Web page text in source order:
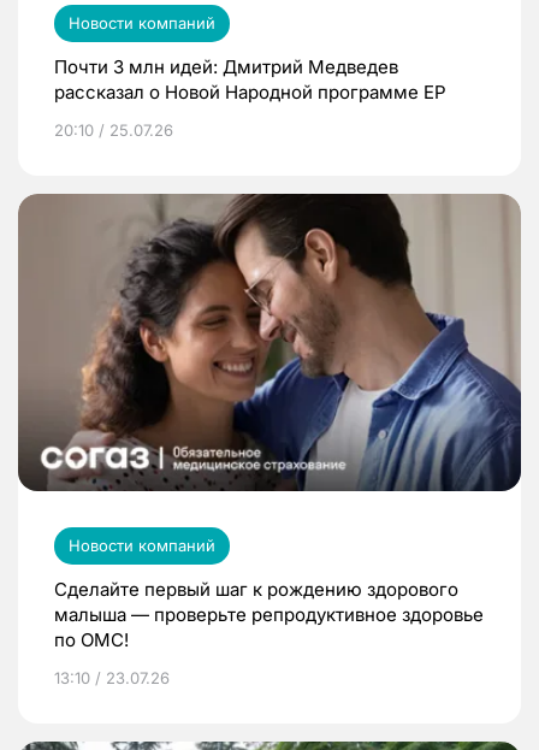
Новости компаний
Почти 3 млн идей: Дмитрий Медведев
рассказал о Новой Народной программе ЕР
20:10 / 25.07.26
Новости компаний
Сделайте первый шаг к рождению здорового
малыша — проверьте репродуктивное здоровье
по ОМС!
13:10 / 23.07.26